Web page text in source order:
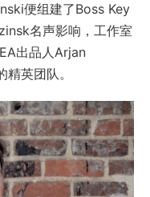
便组建了Boss Key
名声影响，工作室
出品人Arjan
英团队。